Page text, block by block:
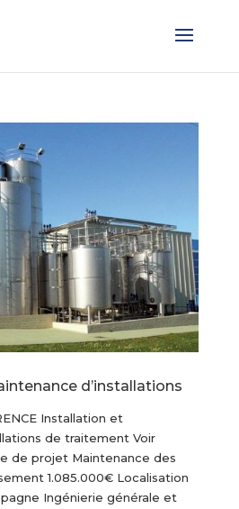
d’installations
Installation et
de traitement Voir
de projet Maintenance des
1.085.000€ Localisation
Ingénierie générale et